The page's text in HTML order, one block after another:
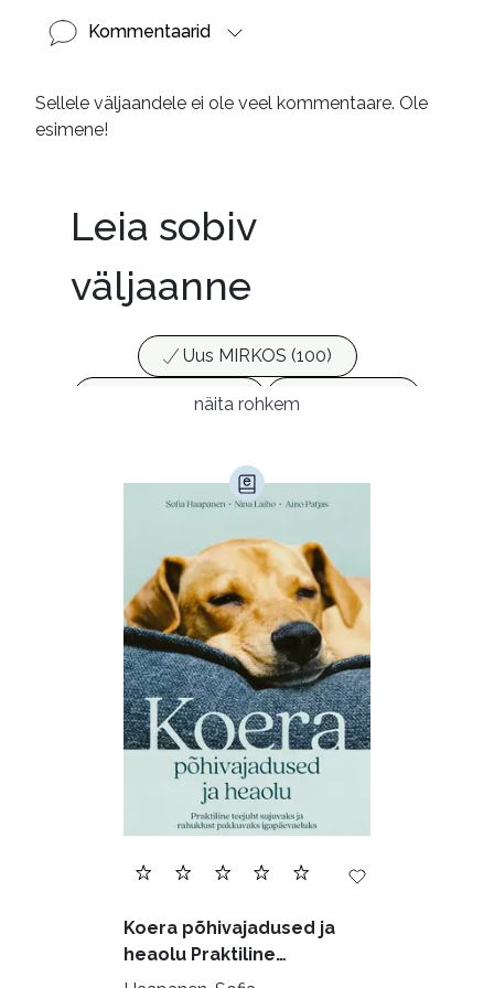
Kommentaarid
Sellele väljaandele ei ole veel kommentaare. Ole
esimene!
Leia sobiv
väljaanne
Uus MIRKOS (100)
Populaarsed (25)
Ajakirjad (17)
Armastusromaanid (293)
Biograafiad (229)
Eesti kirjandus (1774)
Ettevõtlus (30)
Filoloogia (121)
Filosoofia (146)
Geograafia (65)
Haridus (20)
Ilukirjandus (4255)
Krimi ja põnevik (1284)
näita rohkem
Koera põhivajadused ja
heaolu Praktiline
käsiraamat sujuvaks ja